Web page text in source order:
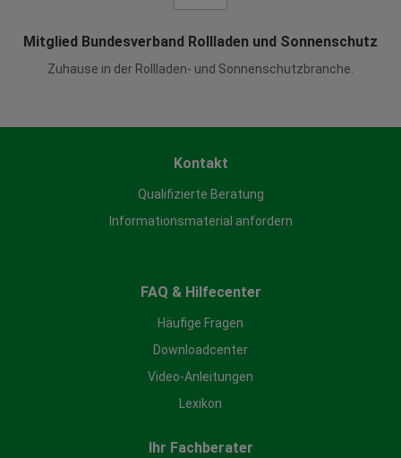
Mitglied Bundesverband Rollladen und Sonnenschutz
Zuhause in der Rollladen- und Sonnenschutzbranche.
Kontakt
Qualifizierte Beratung
Informationsmaterial anfordern
FAQ & Hilfecenter
Häufige Fragen
Downloadcenter
Video-Anleitungen
Lexikon
Ihr Fachberater